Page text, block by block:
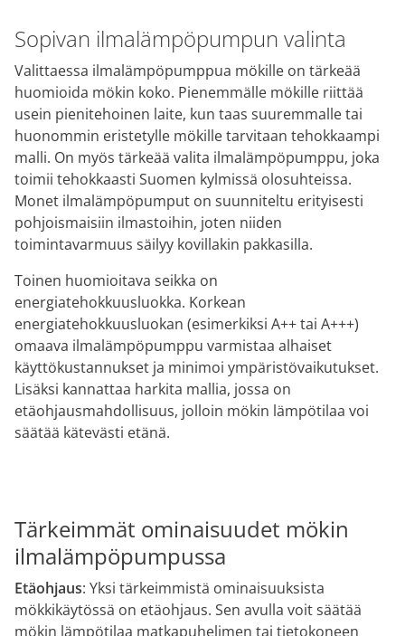
Sopivan ilmalämpöpumpun valinta
Valittaessa ilmalämpöpumppua mökille on tärkeää
huomioida mökin koko. Pienemmälle mökille riittää
usein pienitehoinen laite, kun taas suuremmalle tai
huonommin eristetylle mökille tarvitaan tehokkaampi
malli. On myös tärkeää valita ilmalämpöpumppu, joka
toimii tehokkaasti Suomen kylmissä olosuhteissa.
Monet ilmalämpöpumput on suunniteltu erityisesti
pohjoismaisiin ilmastoihin, joten niiden
toimintavarmuus säilyy kovillakin pakkasilla.
Toinen huomioitava seikka on
energiatehokkuusluokka. Korkean
energiatehokkuusluokan (esimerkiksi A++ tai A+++)
omaava ilmalämpöpumppu varmistaa alhaiset
käyttökustannukset ja minimoi ympäristövaikutukset.
Lisäksi kannattaa harkita mallia, jossa on
etäohjausmahdollisuus, jolloin mökin lämpötilaa voi
säätää kätevästi etänä.
Tärkeimmät ominaisuudet mökin
ilmalämpöpumpussa
Etäohjaus: Yksi tärkeimmistä ominaisuuksista
mökkikäytössä on etäohjaus. Sen avulla voit säätää
mökin lämpötilaa matkapuhelimen tai tietokoneen